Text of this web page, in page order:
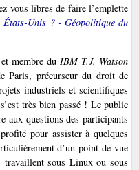
vous libres de faire l’emplette
États-Unis ? - Géopolitique du
membre du IBM T.J. Watson
Paris, précurseur du droit de
industriels et scientifiques
très bien passé ! Le public
aux questions des participants
pour assister à quelques
d’un point de vue
sous Linux ou sous